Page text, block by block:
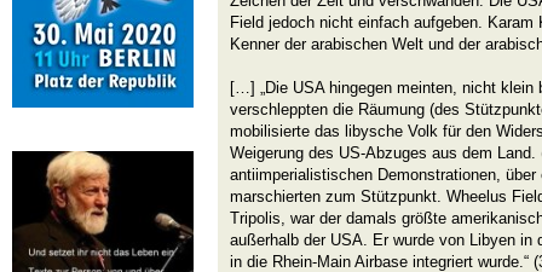
Field jedoch nicht einfach aufgeben. Karam
Kenner der arabischen Welt und der
[…] „Die USA hingegen meinten, nicht klein
verschleppten die Räumung (des
mobilisierte das libysche Volk für den
Weigerung des US-Abzuges aus dem
antiimperialistischen Demonstrationen,
marschierten zum Stützpunkt. Wheelus
Tripolis, war der damals größte
außerhalb der USA. Er wurde von Libyen in
in die Rhein-Main Airbase integriert wurde.“